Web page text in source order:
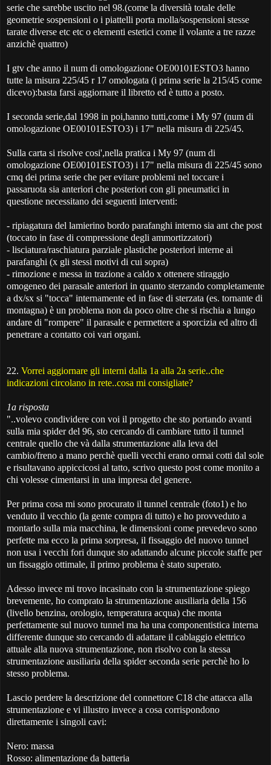
serie che sarebbe uscito nel 98.(come la diversità totale delle
geometrie sospensioni o i piattelli porta molla/sospensioni stesse
tarate diverse etc etc o elementi estetici come il volante a tre razze
anzichè quattro)
I gtv che anno il num di omologazione OE00101ESTO3 hanno
tutte la misura 225/45 r 17 omologata (i prima serie la 215/45 come
dicevo):basta farsi aggiornare il libretto ed è tutto a posto.
I seconda serie,dal 1998 in poi,hanno tutti,come i My 97 (num di
omologazione OE00101ESTO3) i 17" nella misura di 225/45.
Sulla carta si risolve cosi',nella pratica i My 97 (num di
omologazione OE00101ESTO3) i 17" nella misura di 225/45 sono
cmq dei prima serie che per evitare problemi nel toccare i
passaruota sia anteriori che posteriori con gli pneumatici in
questione necessitano dei seguenti interventi:
- ripiagatura del lamierino bordo parafanghi interno sia ant che post
(toccato in fase di compressione degli ammortizzatori)
- lisciatura/raschiatura parziale plastiche posteriori interne ai
parafanghi (x gli stessi motivi di cui sopra)
- rimozione e messa in trazione a caldo x ottenere stiraggio
omogeneo dei parasale anteriori in quanto sterzando completamente
a dx/sx si "tocca" internamente ed in fase di sterzata (es. tornante di
montagna) è un problema non da poco oltre che si rischia a lungo
andare di "rompere" il parasale e permettere a sporcizia ed altro di
penetrare a contatto coi vari organi.
22. Vorrei aggiornare gli interni dalla 1a alla 2a serie..che
indicazioni circolano in rete..cosa mi consigliate?
1a risposta
"..volevo condividere con voi il progetto che sto portando avanti
sulla mia spider del 96, sto cercando di cambiare tutto il tunnel
centrale quello che và dalla strumentazione alla leva del
cambio/freno a mano perchè quelli vecchi erano ormai cotti dal sole
e risultavano appiccicosi al tatto, scrivo questo post come monito a
chi volesse cimentarsi in una impresa del genere.
Per prima cosa mi sono procurato il tunnel centrale (foto1) e ho
venduto il vecchio (la gente compra di tutto) e ho provveduto a
montarlo sulla mia macchina, le dimensioni come prevedevo sono
perfette ma ecco la prima sorpresa, il fissaggio del nuovo tunnel
non usa i vecchi fori dunque sto adattando alcune piccole staffe per
un fissaggio ottimale, il primo problema è stato superato.
Adesso invece mi trovo incasinato con la strumentazione spiego
brevemente, ho comprato la strumentazione ausiliaria della 156
(livello benzina, orologio, temperatura acqua) che monta
perfettamente sul nuovo tunnel ma ha una componentistica interna
differente dunque sto cercando di adattare il cablaggio elettrico
attuale alla nuova strumentazione, non risolvo con la stessa
strumentazione ausiliaria della spider seconda serie perchè ho lo
stesso problema.
Lascio perdere la descrizione del connettore C18 che attacca alla
strumentazione e vi illustro invece a cosa corrispondono
direttamente i singoli cavi:
Nero: massa
Rosso: alimentazione da batteria